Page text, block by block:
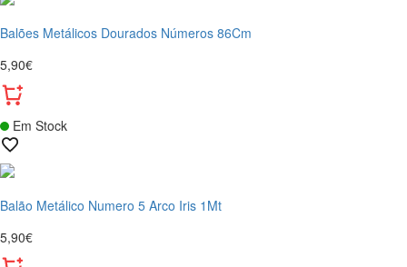
Balões Metálicos Dourados Números 86Cm
5,90€
Em Stock
Balão Metálico Numero 5 Arco Iris 1Mt
5,90€